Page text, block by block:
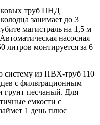
труб ПНД
занимает до 3
магистраль на 1,5 м
насосная
литров монтируется за 6
систему из ПВХ-труб 110
с фильтрационным
грунт песчаный. Для
емкости с
1 день плюс